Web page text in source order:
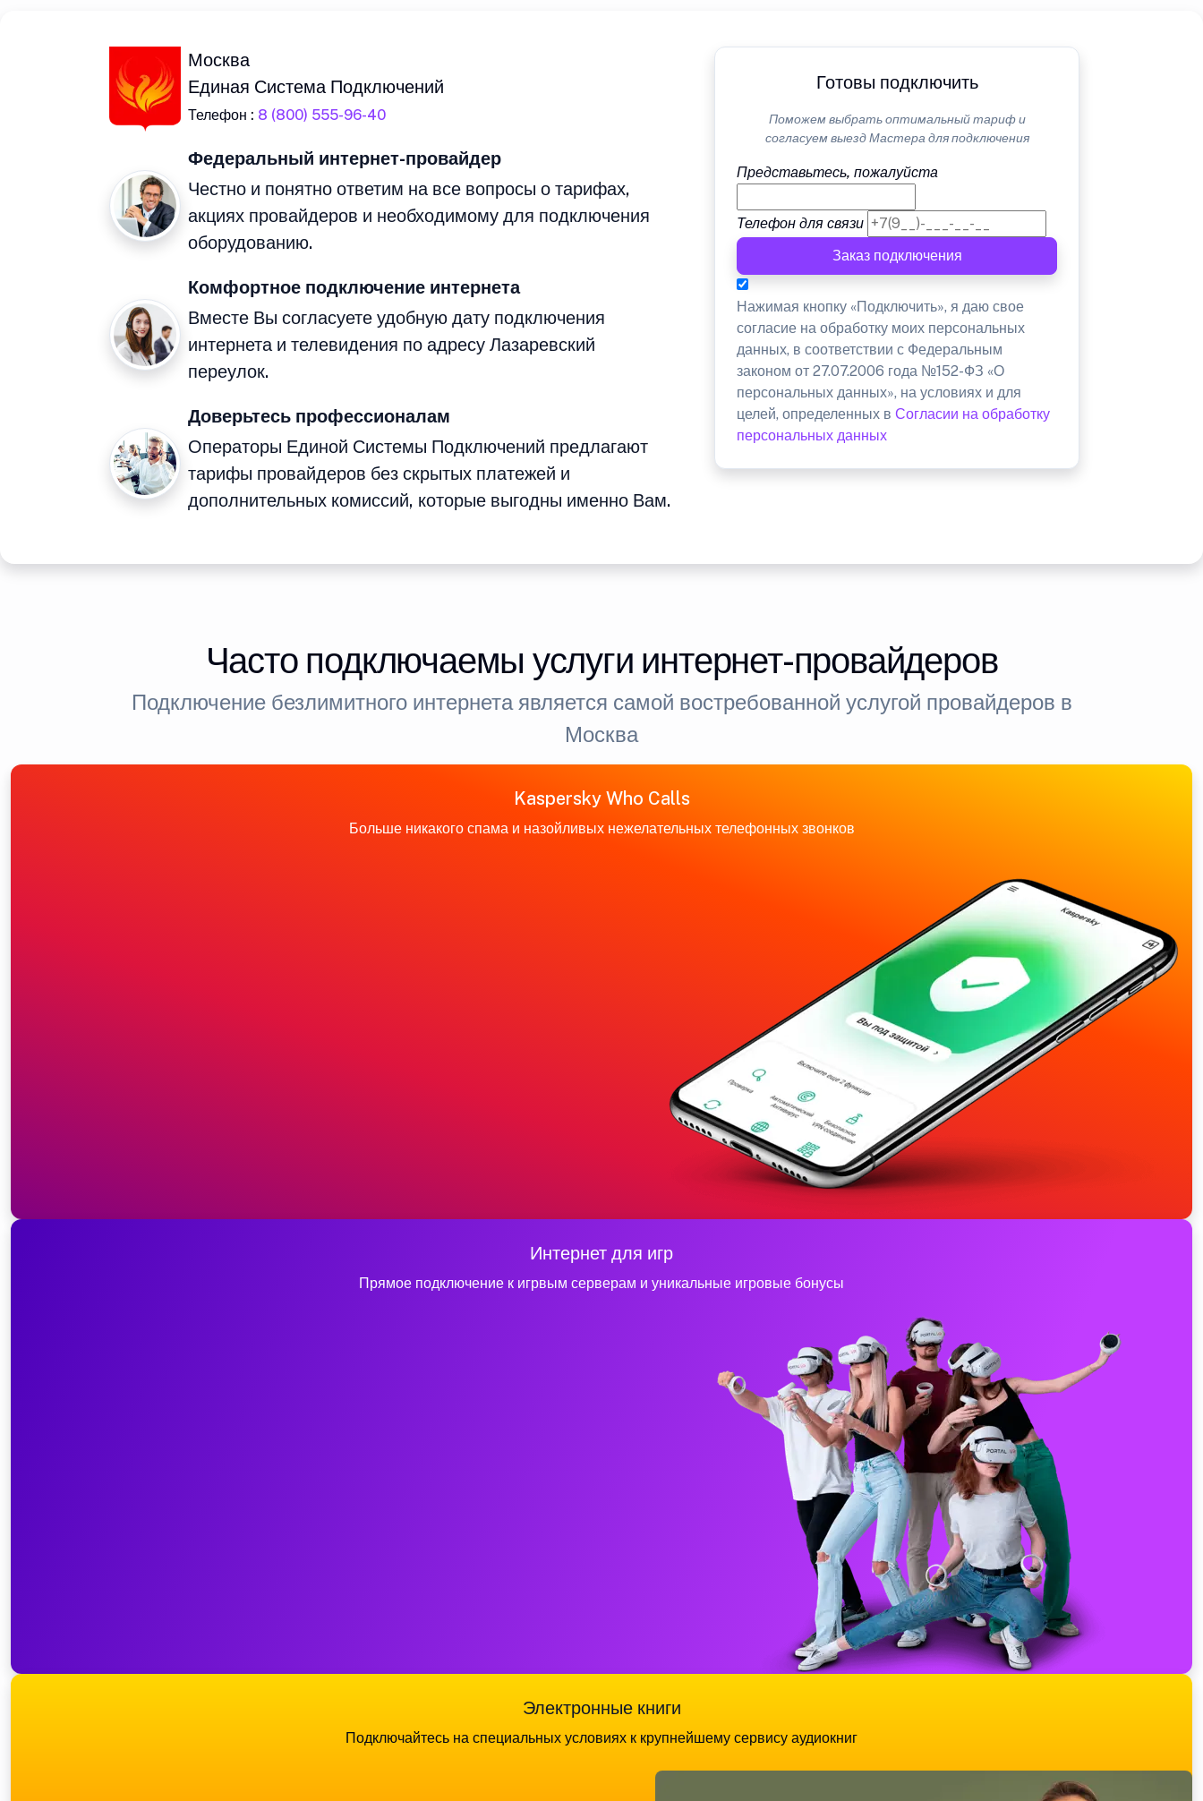
Москва
Единая Система Подключений
Телефон : 8 (800) 555-96-40
Федеральный интернет-провайдер
Честно и понятно ответим на все вопросы о тарифах,
акциях провайдеров и необходимому для подключения
оборудованию.
Комфортное подключение интернета
Вместе Вы согласуете удобную дату подключения
интернета и телевидения по адресу Лазаревский
переулок.
Доверьтесь профессионалам
Операторы Единой Системы Подключений предлагают
тарифы провайдеров без скрытых платежей и
дополнительных комиссий, которые выгодны именно Вам.
Готовы подключить
Поможем выбрать оптимальный тариф и
согласуем выезд Мастера для подключения
Представьтесь, пожалуйста
Телефон для связи
Заказ подключения
Нажимая кнопку «Подключить», я даю свое
согласие на обработку моих персональных
данных, в соответствии с Федеральным
законом от 27.07.2006 года №152-ФЗ «О
персональных данных», на условиях и для
целей, определенных вСогласии на обработку
персональных данных
Часто подключаемы услуги интернет-провайдеров
Подключение безлимитного интернета является самой востребованной услугой провайдеров в
Москва
Kaspersky Who Calls
Больше никакого спама и назойливых нежелательных телефонных звонков
Интернет для игр
Прямое подключение к игрвым серверам и уникальные игровые бонусы
Электронные книги
Подключайтесь на специальных условиях к крупнейшему сервису аудиокниг